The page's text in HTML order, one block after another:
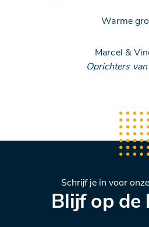
Warme
Marcel &
Oprichters
Schrijf je in voor
Blijf op de